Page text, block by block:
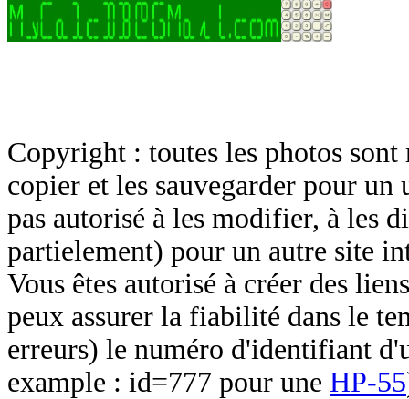
Copyright : toutes les photos sont
copier et les sauvegarder pour un
pas autorisé à les modifier, à les
partielement) pour un autre site
Vous êtes autorisé à créer des
peux assurer la fiabilité dans le
erreurs) le numéro d'identifiant
example : id=777 pour une HP-55